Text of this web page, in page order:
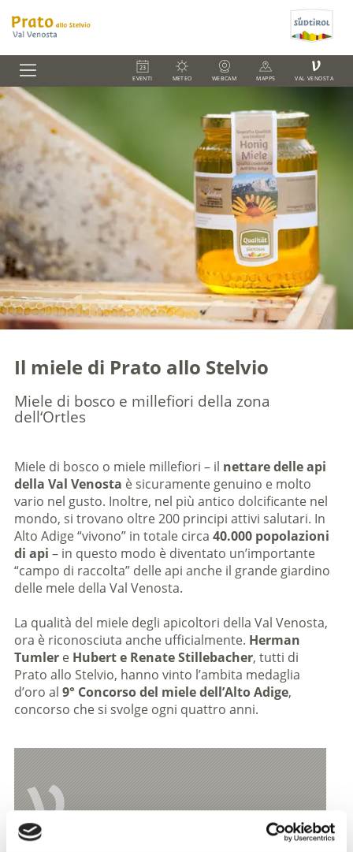
EVENTI METEO WEBCAM MAPPS
V
VAL VENOSTA
Il miele di Prato allo Stelvio
Miele di bosco e millefiori della zona
dell‘Ortles
Miele di bosco o miele millefiori – il nettare delle api
della Val Venosta è sicuramente genuino e molto
vario nel gusto. Inoltre, nel più antico dolcificante nel
mondo, si trovano oltre 200 principi attivi salutari. In
Alto Adige “vivono” in totale circa 40.000 popolazioni
di api – in questo modo è diventato un’importante
“campo di raccolta” delle api anche il grande giardino
delle mele della Val Venosta.
La qualità del miele degli apicoltori della Val Venosta,
ora è riconosciuta anche ufficialmente. Herman
Tumlere Hubert e Renate Stillebacher, tutti di
Prato allo Stelvio, hanno vinto l’ambita medaglia
d’oro al 9° Concorso del miele dell’Alto Adige,
concorso che si svolge ogni quattro anni.
V